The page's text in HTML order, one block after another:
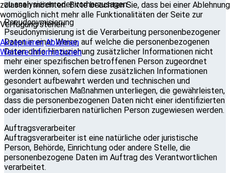
zu analysieren oder vorherzusagen.
Pseudonymisierung
Pseudonymisierung ist die Verarbeitung personenbezogener
Daten in einer Weise, auf welche die personenbezogenen
Daten ohne Hinzuziehung zusätzlicher Informationen nicht
mehr einer spezifischen betroffenen Person zugeordnet
werden können, sofern diese zusätzlichen Informationen
gesondert aufbewahrt werden und technischen und
organisatorischen Maßnahmen unterliegen, die gewährleisten,
dass die personenbezogenen Daten nicht einer identifizierten
oder identifizierbaren natürlichen Person zugewiesen werden.
Auftragsverarbeiter
Auftragsverarbeiter ist eine natürliche oder juristische
Person, Behörde, Einrichtung oder andere Stelle, die
personenbezogene Daten im Auftrag des Verantwortlichen
verarbeitet.
zulassen möchten. Bitte beachten Sie, dass bei einer Ablehnung
womöglich nicht mehr alle Funktionalitäten der Seite zur
Verfügung stehen.
Akzeptieren Ablehnen
Weitere Informationen